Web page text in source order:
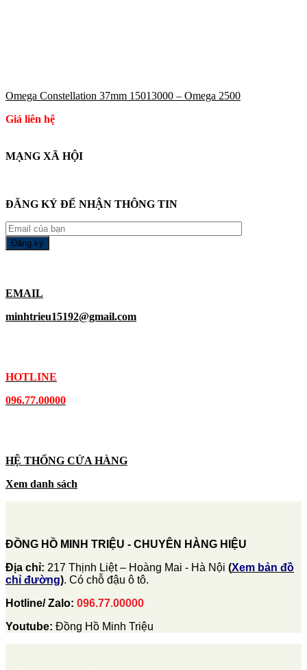
Omega Constellation 37mm 15013000 – Omega 2500
Giá liên hệ
MẠNG XÃ HỘI
ĐĂNG KÝ ĐỂ NHẬN THÔNG TIN
EMAIL
minhtrieu15192@gmail.com
HOTLINE
096.77.00000
HỆ THỐNG CỬA HÀNG
Xem danh sách
ĐỒNG HỒ MINH TRIỆU - CHUYÊN HÀNG HIỆU
Địa chỉ: 217 Thịnh Liệt – Hoàng Mai - Hà Nội (Xem bản đồ
chỉ đường). Có chỗ đậu ô tô.
Hotline/ Zalo: 096.77.00000
Youtube: Đồng Hồ Minh Triệu